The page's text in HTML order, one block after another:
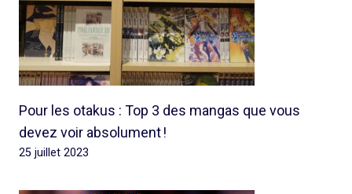
Pour les otakus : Top 3 des mangas que vous
devez voir absolument !
25 juillet 2023